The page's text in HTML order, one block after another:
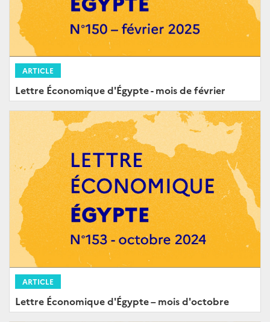
ARTICLE
Lettre Économique d'Égypte - mois de février
ARTICLE
Lettre Économique d'Égypte – mois d'octobre